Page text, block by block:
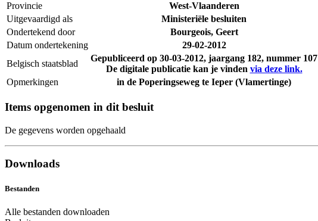
Provincie
West-Vlaanderen
Uitgevaardigd als
Ministeriële besluiten
Ondertekend door
Bourgeois, Geert
Datum ondertekening
29-02-2012
Belgisch staatsblad
Gepubliceerd op 30-03-2012, jaargang 182, nummer 107
De digitale publicatie kan je vinden via deze link.
Opmerkingen
in de Poperingseweg te Ieper (Vlamertinge)
Items opgenomen in dit besluit
De gegevens worden opgehaald
Downloads
Bestanden
Alle bestanden downloaden